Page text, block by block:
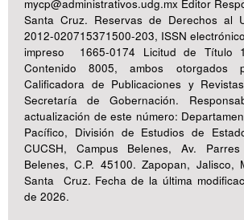
mycp@administrativos.udg.mx Editor
Santa Cruz. Reservas de Derechos al
2012-020715371500-203, ISSN
impreso 1665-0174 Licitud de Título
Contenido 8005, ambos otorgados
Calificadora de Publicaciones y
Secretaría de Gobernación.
actualización de este número:
Pacífico, División de Estudios de
CUCSH, Campus Belenes, Av.
Belenes, C.P. 45100. Zapopan, Jalisco,
Santa Cruz. Fecha de la última
de 2026.